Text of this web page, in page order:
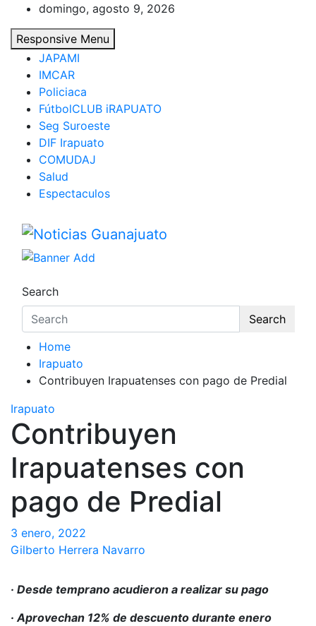
content
domingo, agosto 9, 2026
Responsive Menu
JAPAMI
IMCAR
Policiaca
FútbolCLUB iRAPUATO
Seg Suroeste
DIF Irapuato
COMUDAJ
Salud
Espectaculos
Noticias Guanajuato
Search
Search
Home
Irapuato
Contribuyen Irapuatenses con pago de Predial
Irapuato
Contribuyen
Irapuatenses con
pago de Predial
3 enero, 2022
Gilberto Herrera Navarro
· Desde temprano acudieron a realizar su pago
· Aprovechan 12% de descuento durante enero